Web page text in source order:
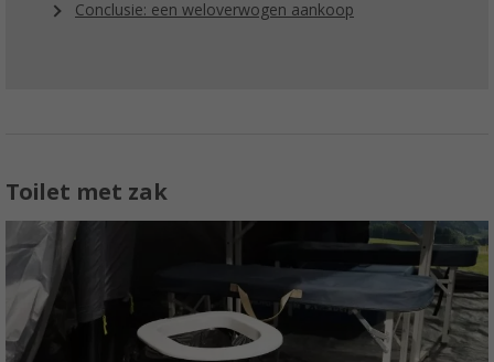
Conclusie: een weloverwogen aankoop
Toilet met zak